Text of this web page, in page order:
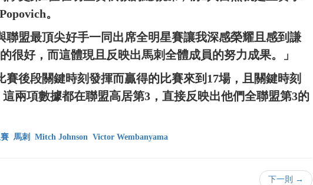
。
聯盟最頂尖好手一同出席全明星賽讓我深感榮耀且感到謙
很好，而這體現且反映出馬刺全體成員的努力成果。」
賽後段關鍵時刻發揮而贏得的比賽來到17場，且關鍵時刻
兩項數據都在聯盟高居第3，直接反映出他們全聯盟第3的
馬刺 Mitch Johnson Victor Wembanyama
下一則 →